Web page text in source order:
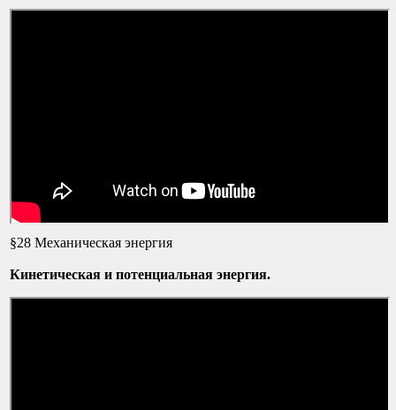
§28 Механическая энергия
Кинетическая и потенциальная энергия.